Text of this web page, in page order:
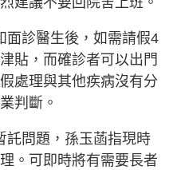
面診醫生後，如需請假4
貼，而確診者可以出門
處理與其他疾病沒有分
判斷。
託問題，孫玉菡指現時
。可即時將有需要長者